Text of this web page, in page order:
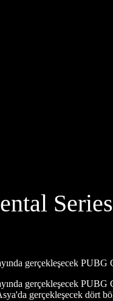
gerçekleşecek
gerçekleşecek
gerçekleşecek dört